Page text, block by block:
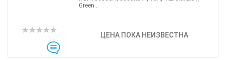
ЦЕНА ПОКА НЕИЗВЕСТНА
Green...